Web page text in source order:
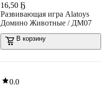
16,50 Ҕ
Развивающая игра Alatoys
Домино Животные / ДМ07
В корзину
0.0